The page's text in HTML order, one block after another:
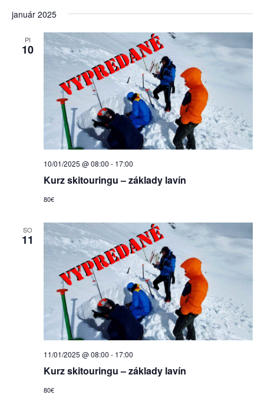
január 2025
PI
10
10/01/2025 @ 08:00 - 17:00
Kurz skitouringu – základy lavín
80€
SO
11
11/01/2025 @ 08:00 - 17:00
Kurz skitouringu – základy lavín
80€